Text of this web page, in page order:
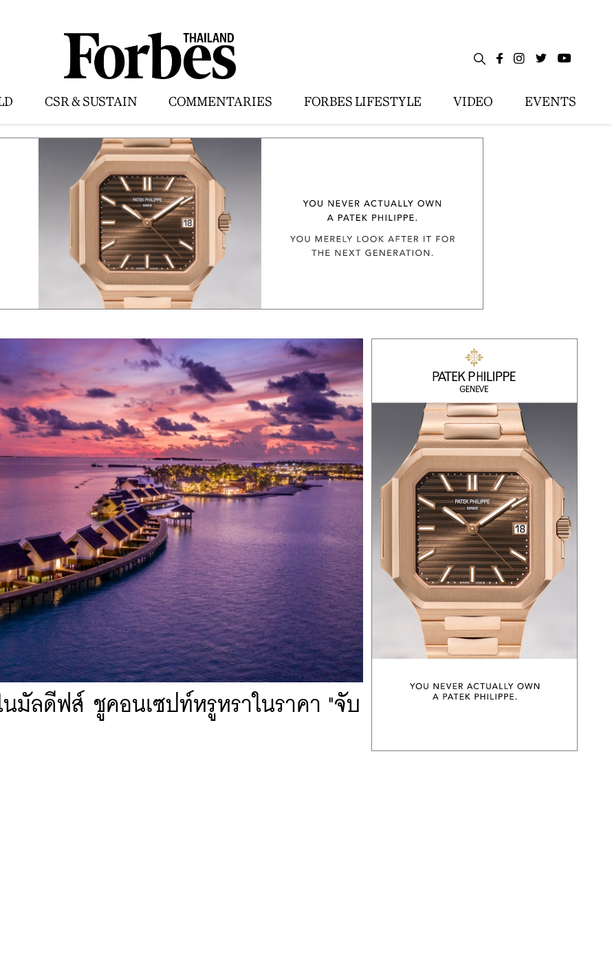
CSR & SUSTAIN COMMENTARIES FORBES LIFESTYLE VIDEO EVENTS
นมัลดีฟส์ ชูคอนเซปท์หรูหราในราคา "จับ